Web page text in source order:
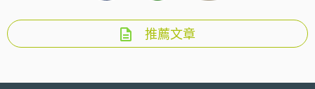
推薦文章